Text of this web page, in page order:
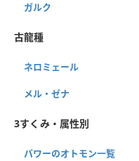
ガルク
古龍種
ネロミェール
メル・ゼナ
3すくみ・属性別
パワーのオトモン一覧